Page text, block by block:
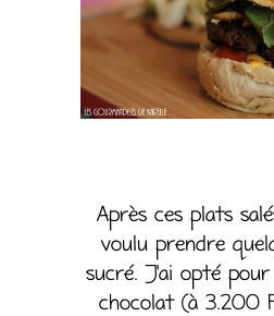
Après ces plats
voulu prendre
sucré. J’ai opté
chocolat (à 3.200